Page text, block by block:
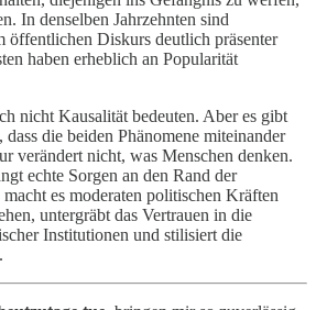
In denselben Jahrzehnten sind
öffentlichen Diskurs deutlich präsenter
haben erheblich an Popularität
nicht Kausalität bedeuten. Aber es gibt
die beiden Phänomene miteinander
verändert nicht, was Menschen denken.
echte Sorgen an den Rand der
es moderaten politischen Kräften
untergräbt das Vertrauen in die
Institutionen und stilisiert die